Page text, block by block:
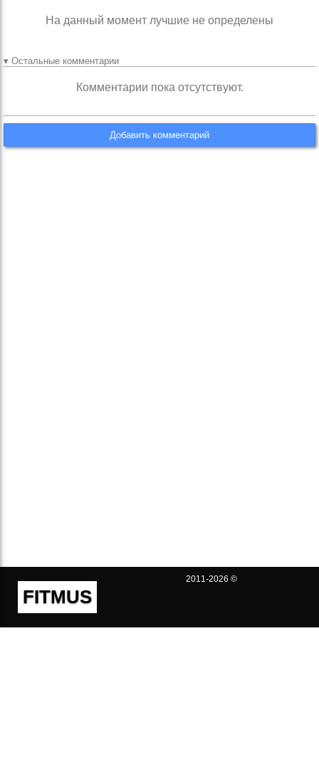
На данный момент лучшие не определены
▾ Остальные комментарии
Комментарии пока отсутствуют.
Добавить комментарий
FITMUS
2011-2026 ©